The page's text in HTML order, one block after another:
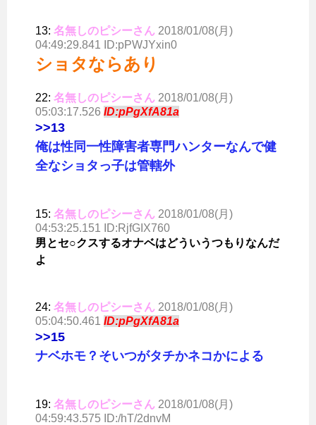
13: 名無しのピシーさん 2018/01/08(月)
04:49:29.841 ID:pPWJYxin0
ショタならあり
22: 名無しのピシーさん 2018/01/08(月)
05:03:17.526 ID:pPgXfA81a
>>13
俺は性同一性障害者専門ハンターなんで健
全なショタっ子は管轄外
15: 名無しのピシーさん 2018/01/08(月)
04:53:25.151 ID:RjfGIX760
男とセ○クスするオナベはどういうつもりなんだ
よ
24: 名無しのピシーさん 2018/01/08(月)
05:04:50.461 ID:pPgXfA81a
>>15
ナベホモ？そいつがタチかネコかによる
19: 名無しのピシーさん 2018/01/08(月)
04:59:43.575 ID:/hT/2dnvM